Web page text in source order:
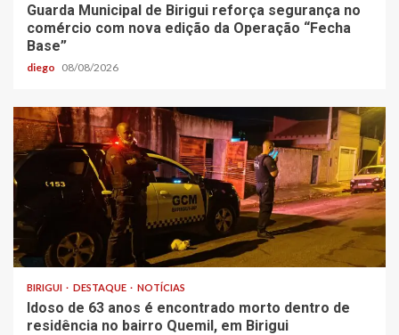
Guarda Municipal de Birigui reforça segurança no
comércio com nova edição da Operação “Fecha
Base”
diego 08/08/2026
BIRIGUI DESTAQUE NOTÍCIAS
Idoso de 63 anos é encontrado morto dentro de
residência no bairro Quemil, em Birigui